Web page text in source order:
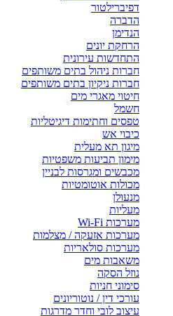
דפיברילטור
הדברה
הנדימן
הרחקת יונים
התחדשות עירונית
חברות ניהול בתים משותפים
חברות ניקיון בתים משותפים
חיטוי מאגרי מים
חשמל
טפסים וחתימות דיגיטליות
כיבוי אש
מיגון תא מעלית
מימון תביעות משפטיות
מכבשים ומגרסות לבניין
מכולות אוטומטיות
מנעולן
מעליות
מערכות Wi-Fi
מערכות אזעקה / מצלמות
מערכות סולאריות
משאבות מים
נוזל הסקה
סימוני חניות
עורכי דין / נוטוריונים
עיצוב לובי וחדר מדרגות